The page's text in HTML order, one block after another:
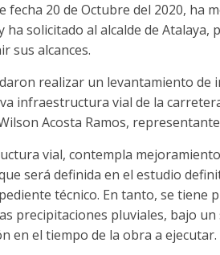
fecha 20 de Octubre del 2020,
ha solicitado al alcalde de
sus alcances.
realizar un levantamiento de
infraestructura vial de la
Acosta Ramos,
vial, contempla
será definida en el estudio
técnico. En tanto, se tiene
precipitaciones pluviales, bajo
en el tiempo de la obra a ejecutar.